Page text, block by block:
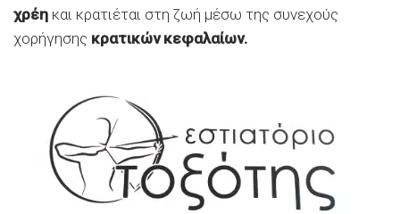
χρέη και κρατιέται στη ζωή μέσω της συνεχούς
χορήγησης κρατικών κεφαλαίων.